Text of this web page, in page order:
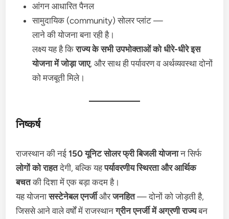
आंगन आधारित पैनल
सामुदायिक (community) सोलर प्लांट —
लाने की योजना बना रही है।
लक्ष्य यह है किराज्य के सभी उपभोक्ताओं को धीरे-धीरे इस
योजना में जोड़ा जाए, और साथ ही पर्यावरण व अर्थव्यवस्था दोनों
को मजबूती मिले।
निष्कर्ष
राजस्थान की नई150 यूनिट सोलर फ्री बिजली योजनान सिर्फ
लोगों को राहतदेगी, बल्कि यहपर्यावरणीय स्थिरता और आर्थिक
बचतकी दिशा में एक बड़ा कदम है।
यह योजनासस्टेनेबल एनर्जीऔरजनहित— दोनों को जोड़ती है,
जिससे आने वाले वर्षों में राजस्थानग्रीन एनर्जी में अग्रणी राज्यबन